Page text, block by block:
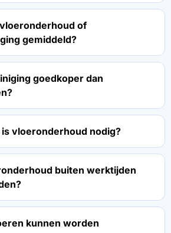
of
gemiddeld?
goedkoper dan
is vloeronderhoud nodig?
buiten werktijden
kunnen worden